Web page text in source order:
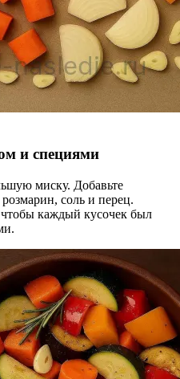
и специями
миску. Добавьте
соль и перец.
каждый кусочек был